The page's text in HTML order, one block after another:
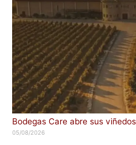
Bodegas Care abre sus
05/08/2026